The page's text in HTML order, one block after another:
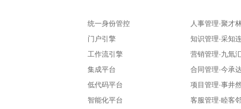
统一身份管控
门户引擎
工作流引擎
集成平台
低代码平台
智能化平台
人事管理·聚才
知识管理·采知
营销管理·九氚汇
合同管理·今承
项目管理·事井
客服管理·睦客